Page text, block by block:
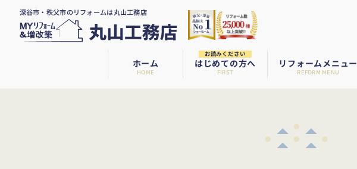
深谷市・秩父市のリフォームは丸山工務店
ホーム
HOME
お読みください
はじめての方へ
FIRST
リフォームメニュー
REFORM MENU